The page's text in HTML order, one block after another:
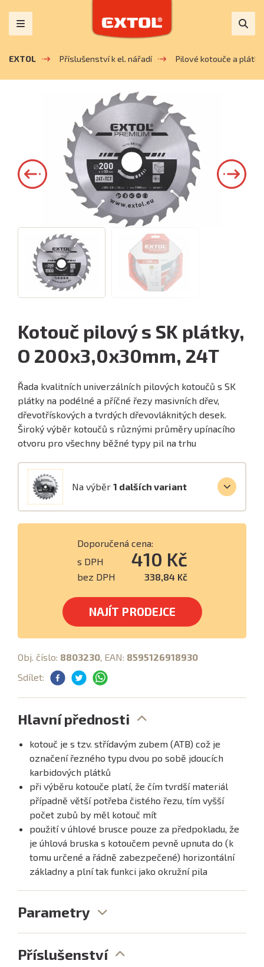
EXTOL Příslušenství k el. nářadí Pilové kotouče a plátky
Kotouč pilový s SK plátky,
O 200x3,0x30mm, 24T
Řada kvalitních univerzálních pilových kotoučů s SK
plátky na podélné a příčné řezy masivních dřev,
dřevotřískových a tvrdých dřevovláknitých desek.
Široký výběr kotoučů s různými průměry upínacího
otvoru pro všechny běžné typy pil na trhu
Na výběr 1 dalších variant
Doporučená cena:
s DPH
410 Kč
bez DPH 338,84 Kč
NAJÍT PRODEJCE
Obj. číslo: 8803230, EAN: 8595126918930
Sdílet:
Hlavní přednosti
kotouč je s tzv. střídavým zubem (ATB) což je
označení řezného typu dvou po sobě jdoucích
karbidových plátků
při výběru kotouče platí, že čím tvrdší materiál
případně větší potřeba čistého řezu, tím vyšší
počet zubů by měl kotouč mít
použití v úhlové brusce pouze za předpokladu, že
je úhlová bruska s kotoučem pevně upnuta do (k
tomu určené a řádně zabezpečené) horizontální
základny a plní tak funkci jako okružní pila
Parametry
Příslušenství